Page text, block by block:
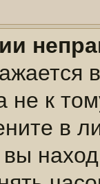
не к
в
вы